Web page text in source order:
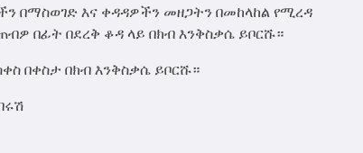
እና ቀዳዳዎችን መዘጋትን በመከላከል የሚረዳ
በፊት በደረቅ ቆዳ ላይ በክብ እንቅስቃሴ ይቦርሹ።
በቀስታ በክብ እንቅስቃሴ ይቦርሹ።